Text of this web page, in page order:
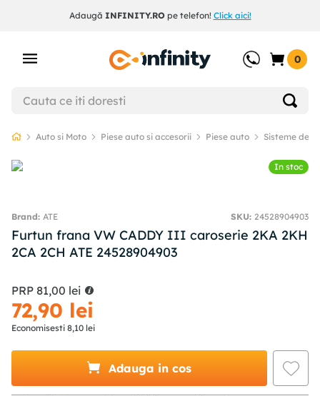
Adaugă INFINITY.ROpe telefon! Click aici!
0
Auto si Moto Piese auto si accesorii Piese auto Sisteme de
In stoc
ATE SKU: 24528904903
Furtun frana VW CADDY III caroserie 2KA 2KH
2CA 2CH ATE 24528904903
PRP 81,00 lei
72,90 lei
Economisesti 8,10 lei
Adauga in cos